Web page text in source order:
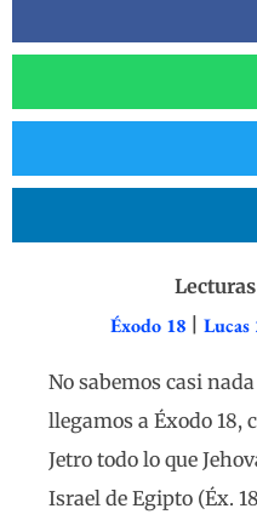
Éxodo 18| Lucas
No sabemos casi
llegamos a Éxodo 18,
Jetro todo lo que
Israel de Egipto (Éx.